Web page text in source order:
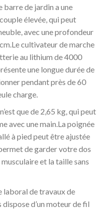
barre de jardin a une
élevée, qui peut
avec une profondeur
cultivateur de marche
au lithium de 4000
une longue durée de
pendant près de 60
charge.
que de 2,65 kg, qui peut
avec une main.La poignée
à pied peut être ajustée
de garder votre dos
et la taille sans
laboral de travaux de
d’un moteur de fil